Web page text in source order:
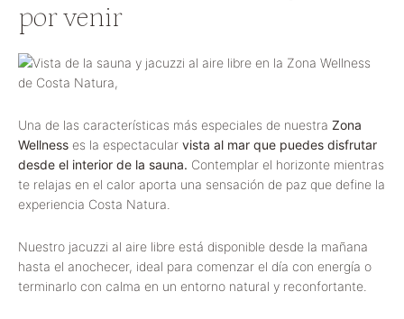
por venir
Una de las características más especiales de nuestra Zona
Wellness es la espectacular vista al mar que puedes disfrutar
desde el interior de la sauna. Contemplar el horizonte mientras
te relajas en el calor aporta una sensación de paz que define la
experiencia Costa Natura.
Nuestro jacuzzi al aire libre está disponible desde la mañana
hasta el anochecer, ideal para comenzar el día con energía o
terminarlo con calma en un entorno natural y reconfortante.